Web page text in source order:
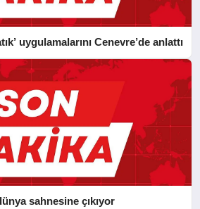
uygulamalarını Cenevre’de anlattı
sahnesine çıkıyor